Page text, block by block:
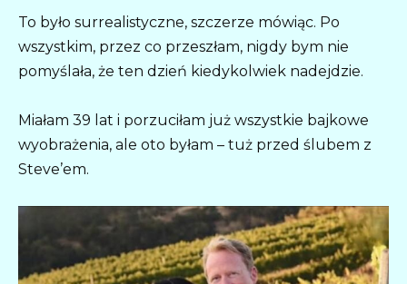
To było surrealistyczne, szczerze mówiąc. Po
wszystkim, przez co przeszłam, nigdy bym nie
pomyślała, że ten dzień kiedykolwiek nadejdzie.
Miałam 39 lat i porzuciłam już wszystkie bajkowe
wyobrażenia, ale oto byłam – tuż przed ślubem z
Steve’em.